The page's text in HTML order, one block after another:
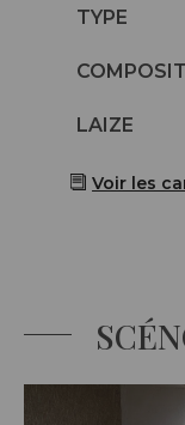
TYPE
LAIZE
Voir les